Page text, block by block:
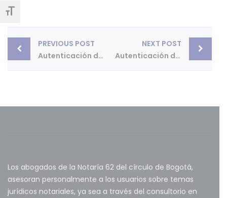
Alternar tamaño de letra
Post
navigation
PREVIOUS POST
Autenticación de Fotografías
NEXT POST
Autenticación de Firma
Los abogados de la Notaría 62 del círculo de Bogotá,
asesoran personalmente a los usuarios sobre temas
jurídicos notariales, ya sea a través del consultorio en